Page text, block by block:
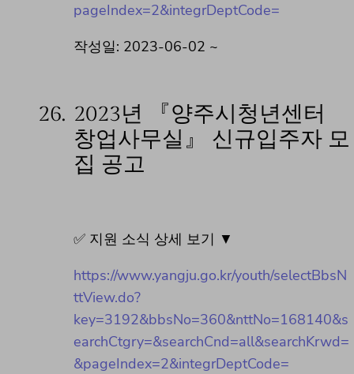
pageIndex=2&integrDeptCode=
작성일: 2023-06-02 ~
26. 2023년 『양주시청년센터
창업사무실』 신규입주자 모
집 공고
✅ 지원 소식 상세 보기 ▼
https://www.yangju.go.kr/youth/selectBbsN
ttView.do?
key=3192&bbsNo=360&nttNo=168140&s
earchCtgry=&searchCnd=all&searchKrwd=
&pageIndex=2&integrDeptCode=